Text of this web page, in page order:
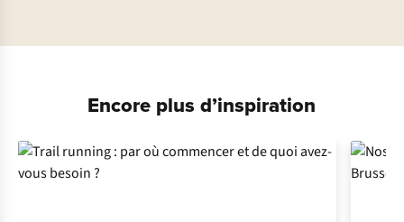
Encore plus d’inspiration